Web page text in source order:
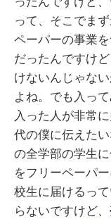
って、そこでま
ペーパーの事業
だったんですけ
けないんじゃな
よね。でも入っ
入った人が非常
代の僕に伝えた
の全学部の学生
をフリーペーパ
校生に届けるっ
らないですけど